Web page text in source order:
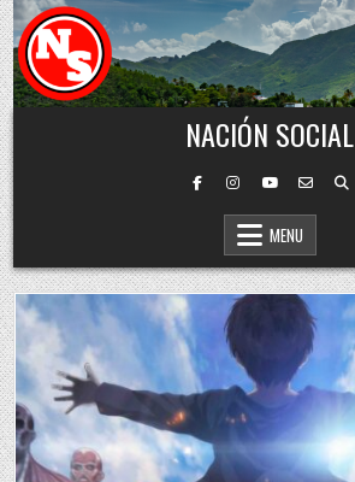
Skip to content
NACIÓN SOCIAL
MENU